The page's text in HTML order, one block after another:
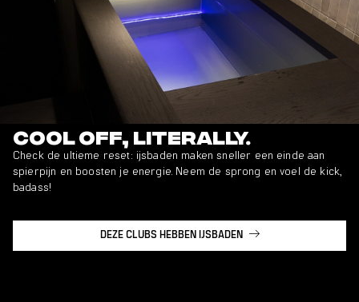
Cool off, literally.
Check de ultieme reset: ijsbaden maken sneller een einde aan
spierpijn en boosten je energie. Neem de sprong en voel de kick,
badass!
DEZE CLUBS HEBBEN IJSBADEN